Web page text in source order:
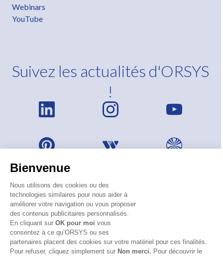
Webinars
YouTube
Suivez les actualités d'ORSYS
!
Bienvenue
Nous utilisons des cookies ou des
technologies similaires pour nous aider à
améliorer votre navigation ou vous proposer
des contenus publicitaires personnalisés.
En cliquant sur OK pour moi vous
consentez à ce qu’ORSYS ou ses
partenaires placent des cookies sur votre matériel pour ces finalités.
Pour refuser, cliquez simplement sur Non merci. Pour découvrir le